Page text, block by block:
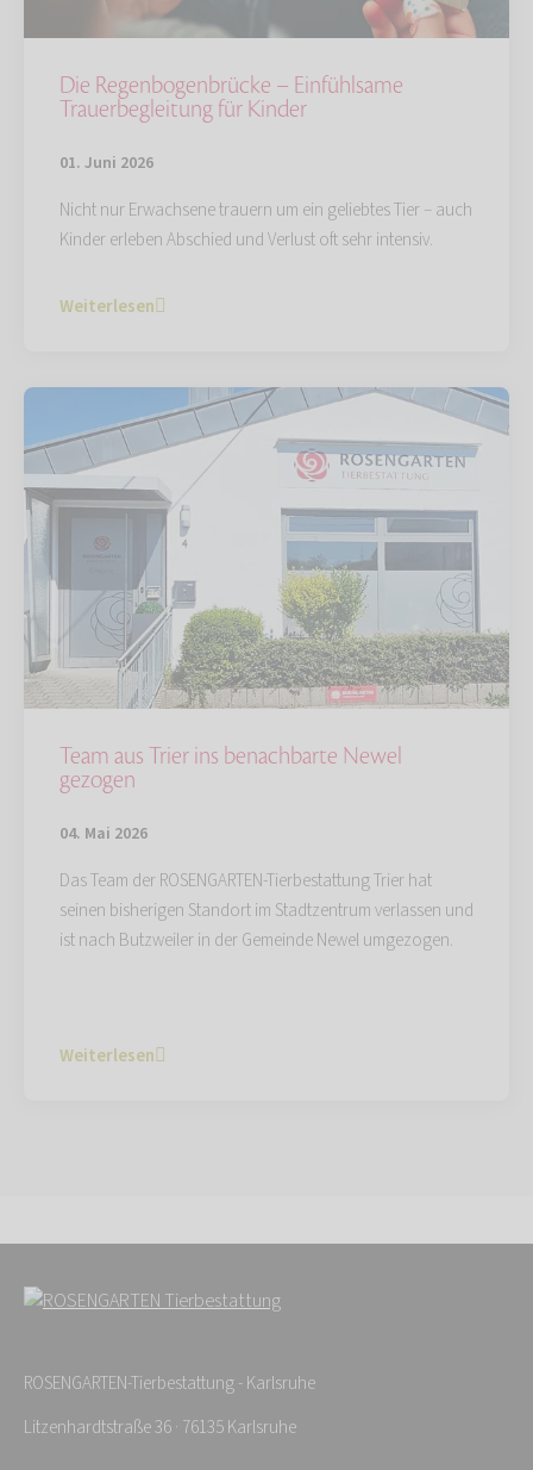
Die Regenbogenbrücke – Einfühlsame
Trauerbegleitung für Kinder
01. Juni 2026
Nicht nur Erwachsene trauern um ein geliebtes Tier – auch
Kinder erleben Abschied und Verlust oft sehr intensiv.
Weiterlesen
Team aus Trier ins benachbarte Newel
gezogen
04. Mai 2026
Das Team der ROSENGARTEN-Tierbestattung Trier hat
seinen bisherigen Standort im Stadtzentrum verlassen und
ist nach Butzweiler in der Gemeinde Newel umgezogen.
Weiterlesen
ROSENGARTEN-Tierbestattung - Karlsruhe
Litzenhardtstraße 36 · 76135 Karlsruhe